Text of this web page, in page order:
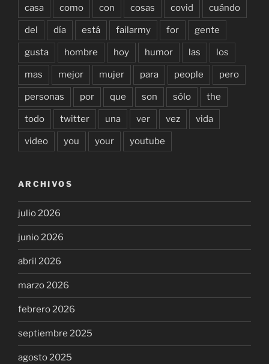
casa como con cosas covid cuándo
del día está failarmy for gente
gusta hombre hoy humor las los
mas mejor mujer para people pero
personas por que son sólo the
todo twitter una ver vez vida
video you your youtube
ARCHIVOS
julio 2026
junio 2026
abril 2026
marzo 2026
febrero 2026
septiembre 2025
agosto 2025